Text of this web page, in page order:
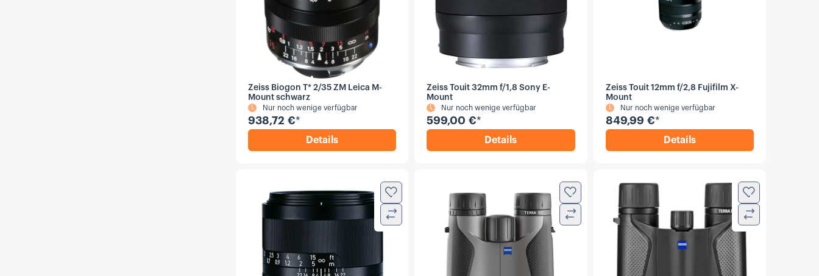
Zeiss Biogon T* 2/35 ZM Leica M-
Mount schwarz
Nur noch wenige verfügbar
938,72 €*
Details
,Zeiss Biogon T* 2/35 ZM Leica M-Mount schwarz
Zeiss Touit 32mm f/1,8 Sony E-
Mount
Nur noch wenige verfügbar
599,00 €*
Details
,Zeiss Touit 32mm f/1,8 Sony E-Mount
Zeiss Touit 12mm f/2,8 Fujifilm X-
Mount
Nur noch wenige verfügbar
849,99 €*
Details
,Zeiss Touit 12mm f/2,8
Zur Wunschliste hinzufügen
Vergleichen
Zur Wunschliste hinzufügen
Vergleichen
Zur
Vergleichen